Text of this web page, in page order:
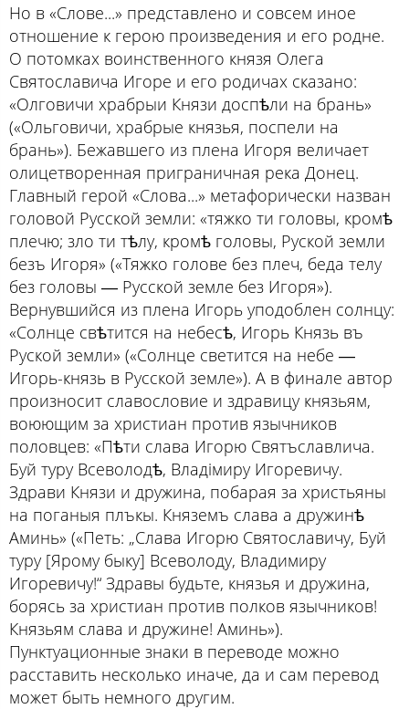
Но в «Слове...» представлено и совсем иное
отношение к герою произведения и его родне.
О потомках воинственного князя Олега
Святославича Игоре и его родичах сказано:
«Олговичи храбрыи Князи доспѣли на брань»
(«Ольговичи, храбрые князья, поспели на
брань»). Бежавшего из плена Игоря величает
олицетворенная приграничная река Донец.
Главный герой «Слова...» метафорически назван
головой Русской земли: «тяжко ти головы, кромѣ
плечю; зло ти тѣлу, кромѣ головы, Руской земли
безъ Игоря» («Тяжко голове без плеч, беда телу
без головы ― Русской земле без Игоря»).
Вернувшийся из плена Игорь уподоблен солнцу:
«Солнце свѣтится на небесѣ, Игорь Князь въ
Руской земли» («Солнце светится на небе ―
Игорь-князь в Русской земле»). А в финале автор
произносит славословие и здравицу князьям,
воюющим за христиан против язычников
половцев: «Пѣти слава Игорю Святъславлича.
Буй туру Всеволодѣ, Владiмиру Игоревичу.
Здрави Князи и дружина, побарая за христьяны
на поганыя плъкы. Княземъ слава а дружинѣ
Аминь» («Петь: „Слава Игорю Святославичу, Буй
туру [Ярому быку] Всеволоду, Владимиру
Игоревичу!“ Здравы будьте, князья и дружина,
борясь за христиан против полков язычников!
Князьям слава и дружине! Аминь»).
Пунктуационные знаки в переводе можно
расставить несколько иначе, да и сам перевод
может быть немного другим.